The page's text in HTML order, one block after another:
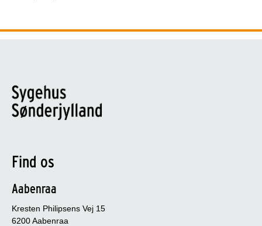
Find os
Aabenraa
Kresten Philipsens Vej 15
6200 Aabenraa